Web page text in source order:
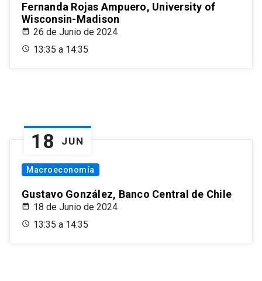
Fernanda Rojas Ampuero, University of
Wisconsin-Madison
26 de Junio de 2024
13:35 a 14:35
18 JUN
Macroeconomía
Gustavo González, Banco Central de Chile
18 de Junio de 2024
13:35 a 14:35